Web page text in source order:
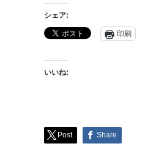
シェア:
印刷
いいね:
Post Share